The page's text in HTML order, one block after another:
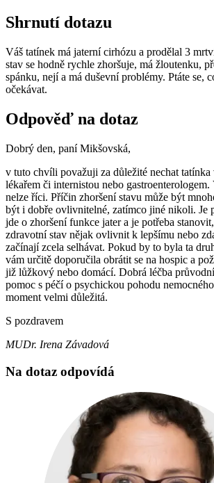
Shrnutí dotazu
Váš tatínek má jaterní cirhózu a prodělal 3
stav se hodně rychle zhoršuje, má žloutenku,
spánku, nejí a má duševní problémy. Ptáte se,
očekávat.
Odpověď na dotaz
Dobrý den, paní Mikšovská,
v tuto chvíli považuji za důležité nechat
lékařem či internistou nebo
nelze říci. Příčin zhoršení stavu může být
být i dobře ovlivnitelné, zatímco jiné nikoli. Je
jde o zhoršení funkce jater a je potřeba
zdravotní stav nějak ovlivnit k lepšímu nebo
začínají zcela selhávat. Pokud by to byla ta
vám určitě doporučila obrátit se na hospic a
již lůžkový nebo domácí. Dobrá léčba
pomoc s péčí o psychickou pohodu
moment velmi důležitá.
S pozdravem
MUDr. Irena Závadová
Na dotaz odpovídá